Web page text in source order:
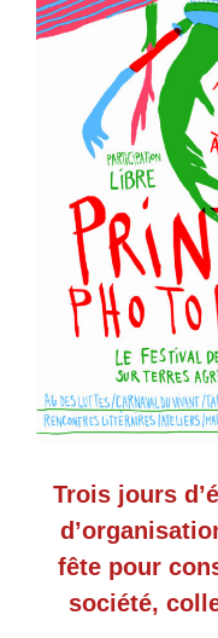
Trois jours
fête pour
société,